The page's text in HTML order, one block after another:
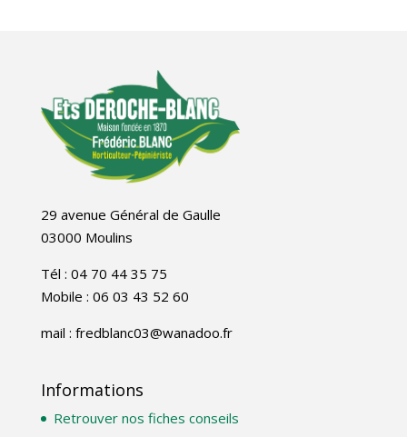
29 avenue Général de Gaulle
03000 Moulins
Tél : 04 70 44 35 75
Mobile : 06 03 43 52 60
mail : fredblanc03@wanadoo.fr
Informations
Retrouver nos fiches conseils